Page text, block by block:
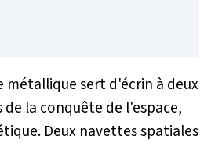
métallique sert d'écrin à deux
la conquête de l'espace,
Deux navettes spatiales